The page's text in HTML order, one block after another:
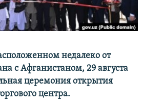
недалеко от
с Афганистаном, 29 августа
церемония открытия
центра.